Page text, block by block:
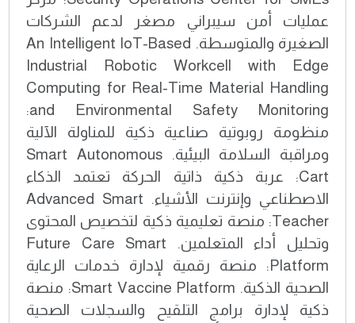
عمليات أمن سيبراني مصغر لدعم الشركات
الصغيرة والمتوسطة. An Intelligent IoT-Based
Industrial Robotic Workcell with Edge
Computing for Real-Time Material Handling
and Environmental Safety Monitoring:
منظومة روبوتية صناعية ذكية للمناولة الآلية
ومراقبة السلامة البيئية. Smart Autonomous
Cart: عربة ذكية ذاتية الحركة تعتمد الذكاء
الاصطناعي وإنترنت الأشياء. Advanced Smart
Teacher: منصة تعليمية ذكية لتخصيص المحتوى
وتحليل أداء المتعلمين. Future Care Smart
Platform: منصة رقمية لإدارة خدمات الرعاية
الصحية الذكية. Smart Vaccine Platform: منصة
ذكية لإدارة برامج التلقيح والسجلات الصحية